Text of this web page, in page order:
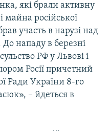
які брали активну
майна російської
участь в нарузі над
нападу в березні
РФ у Львові і
Росії причетний
Ради України 8-го
– йдеться в